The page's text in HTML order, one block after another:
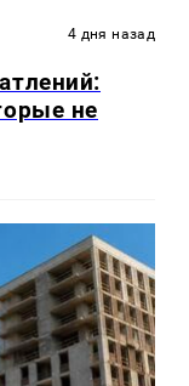
4 дня назад
не